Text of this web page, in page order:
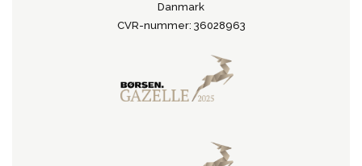
Danmark
CVR-nummer: 36028963